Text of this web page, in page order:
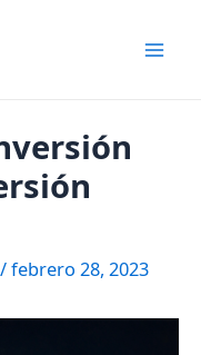
/febrero 28, 2023